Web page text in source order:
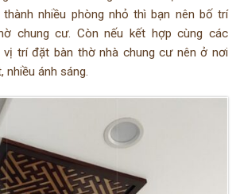
nhiều phòng nhỏ thì bạn nên bố trí
chung cư. Còn nếu kết hợp cùng các
vị trí đặt bàn thờ nhà chung cư nên ở nơi
nhiều ánh sáng.